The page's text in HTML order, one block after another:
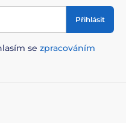
Přihlásit
se zpracováním